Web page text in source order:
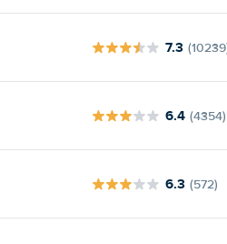
7.3
6.4 (4354)
6.3 (572)